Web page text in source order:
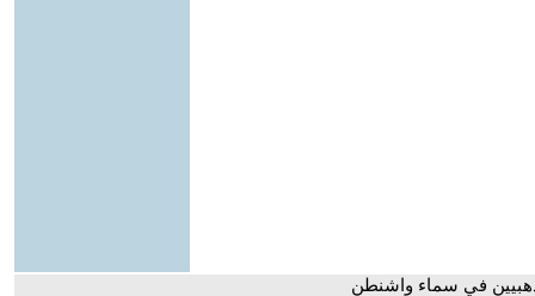
في سماء واشنطن